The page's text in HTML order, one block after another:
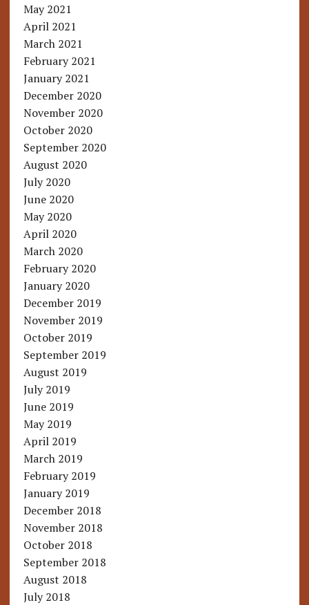
May 2021
April 2021
March 2021
February 2021
January 2021
December 2020
November 2020
October 2020
September 2020
August 2020
July 2020
June 2020
May 2020
April 2020
March 2020
February 2020
January 2020
December 2019
November 2019
October 2019
September 2019
August 2019
July 2019
June 2019
May 2019
April 2019
March 2019
February 2019
January 2019
December 2018
November 2018
October 2018
September 2018
August 2018
July 2018